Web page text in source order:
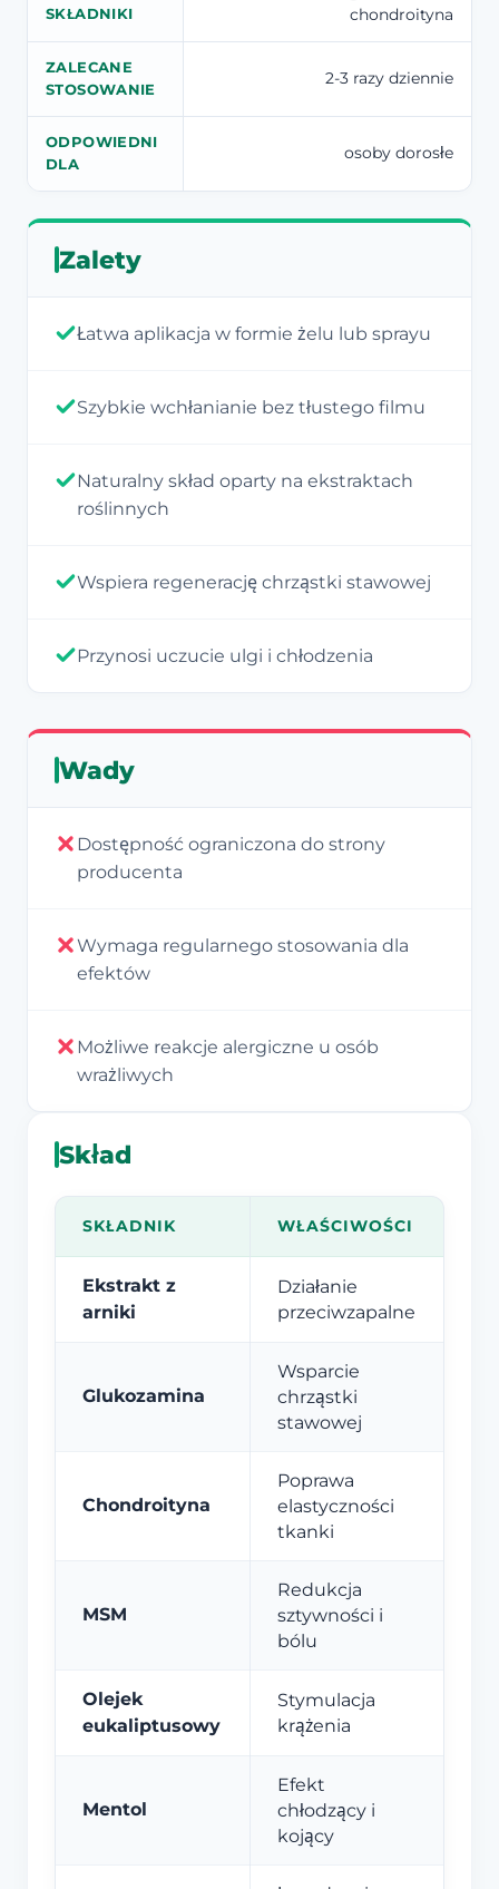
SKŁADNIKI
chondroityna
ZALECANE
STOSOWANIE
2-3 razy dziennie
ODPOWIEDNI
DLA
osoby dorosłe
Zalety
Łatwa aplikacja w formie żelu lub sprayu
Szybkie wchłanianie bez tłustego filmu
Naturalny skład oparty na ekstraktach
roślinnych
Wspiera regenerację chrząstki stawowej
Przynosi uczucie ulgi i chłodzenia
Wady
Dostępność ograniczona do strony
producenta
Wymaga regularnego stosowania dla
efektów
Możliwe reakcje alergiczne u osób
wrażliwych
Skład
SKŁADNIK WŁAŚCIWOŚCI
Ekstrakt z
arniki
Działanie
przeciwzapalne
Glukozamina
Wsparcie
chrząstki
stawowej
Chondroityna
Poprawa
elastyczności
tkanki
MSM
Redukcja
sztywności i
bólu
Olejek
eukaliptusowy
Stymulacja
krążenia
Mentol
Efekt
chłodzący i
kojący